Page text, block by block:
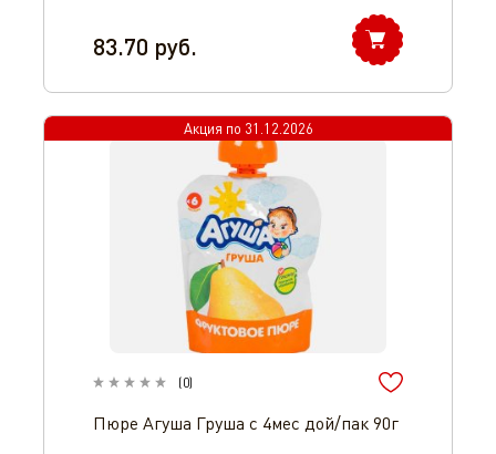
83.70 руб.
Акция по 31.12.2026
(0)
Пюре Агуша Груша с 4мес дой/пак 90г